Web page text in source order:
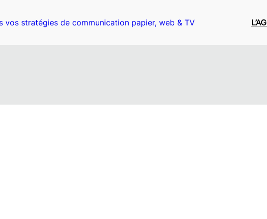
vos stratégies de communication papier, web & TV